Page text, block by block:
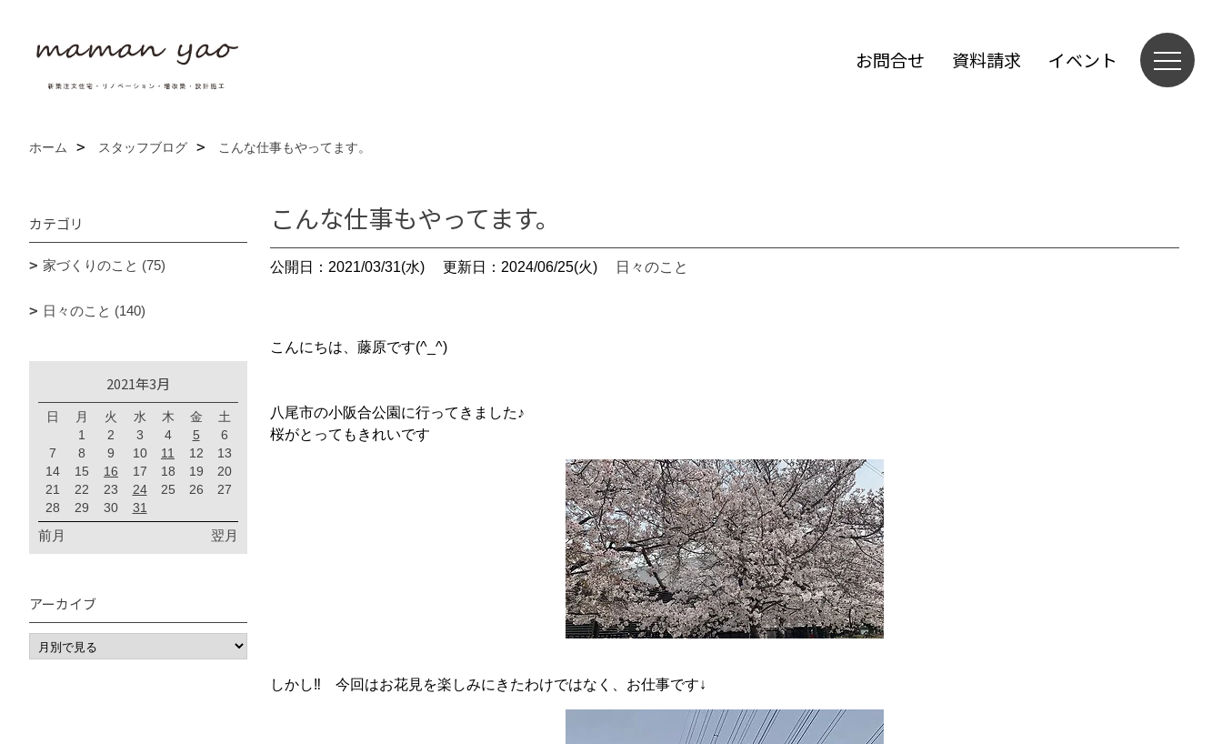
お問合せ 資料請求 イベント
ホーム スタッフブログ こんな仕事もやってます。
こんな仕事もやってます。
公開日：2021/03/31(水) 更新日：2024/06/25(火) 日々のこと
こんにちは、藤原です(^_^)
八尾市の小阪合公園に行ってきました♪
桜がとってもきれいです
しかし‼ 今回はお花見を楽しみにきたわけではなく、お仕事です↓
カテゴリ
家づくりのこと (75)
日々のこと (140)
2021年3月
日 月 火 水 木 金
土
1
2 3 4 5
6
7
8 9 10 11 12
13
14
15 16 17 18 19
20
21
22 23 24 25 26
27
28
29 30 31
前月 翌月
アーカイブ